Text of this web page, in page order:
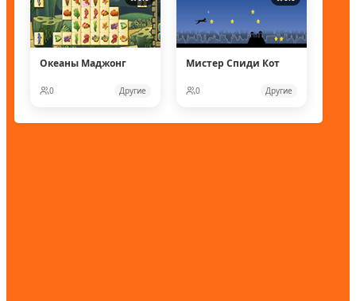
Океаны Маджонг
0 Другие
Мистер Спиди Кот
0 Другие